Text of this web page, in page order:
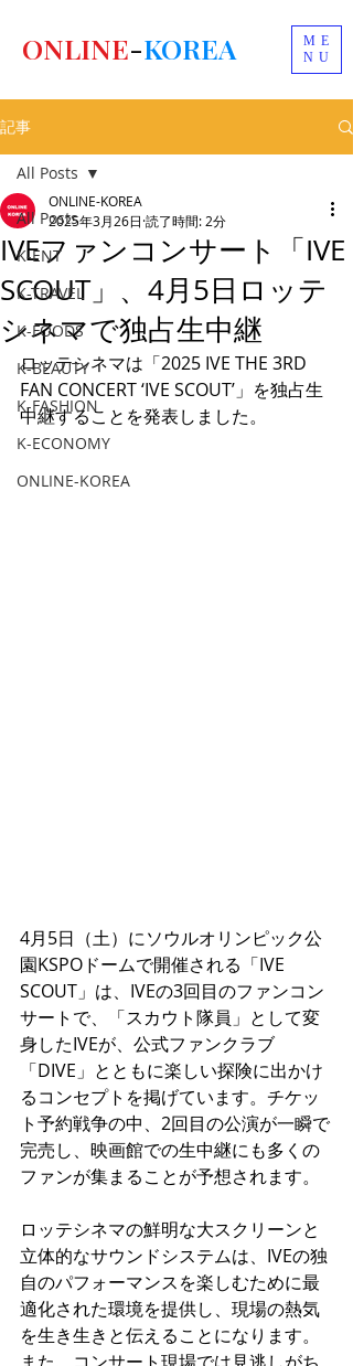
ME
NU
ONLINE-KOREA
記事
All Posts
K-ENT
K-TRAVEL
K-FOODS
K-BEAUTY
K-FASHION
K-ECONOMY
ONLINE-KOREA
All Posts
IVEファンコンサート「IVE
SCOUT」、4月5日ロッテ
シネマで独占生中継
ONLINE-KOREA
2025年3月26日 読了時間: 2分
ロッテシネマは「2025 IVE THE 3RD
FAN CONCERT ‘IVE SCOUT’」を独占生
中継することを発表しました。
4月5日（土）にソウルオリンピック公
園KSPOドームで開催される「IVE
SCOUT」は、IVEの3回目のファンコン
サートで、「スカウト隊員」として変
身したIVEが、公式ファンクラブ
「DIVE」とともに楽しい探険に出かけ
るコンセプトを掲げています。チケッ
ト予約戦争の中、2回目の公演が一瞬で
完売し、映画館での生中継にも多くの
ファンが集まることが予想されます。
ロッテシネマの鮮明な大スクリーンと
立体的なサウンドシステムは、IVEの独
自のパフォーマンスを楽しむために最
適化された環境を提供し、現場の熱気
を生き生きと伝えることになります。